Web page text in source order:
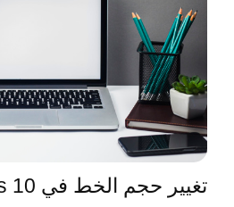
تغيير حجم الخط في Windows 10